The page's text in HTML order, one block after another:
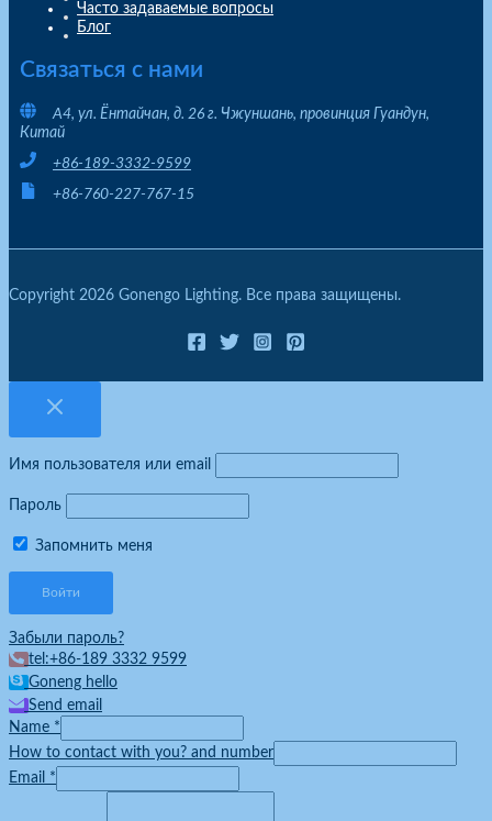
Часто задаваемые вопросы
Блог
Связаться с нами
A4, ул. Ёнтайчан, д. 26 г. Чжуншань, провинция Гуандун,
Китай
+86-189-3332-9599
+86-760-227-767-15
Copyright 2026 Gonengo Lighting. Все права защищены.
Имя пользователя или email
Пароль
Запомнить меня
Забыли пароль?
tel:+86-189 3332 9599
Goneng hello
Send email
Name *
How to contact with you? and number
Email *